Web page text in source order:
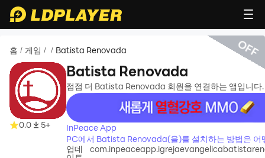
홈 / 게임 / / Batista Renovada
0.0 5+
Batista Renovada
점점 더 Batista Renovada 회원을 연결하는 앱입니다.
recommend
InPeace App
PC에서 Batista Renovada(을)를 설치하는 방법은 어
요?
업데
OFF